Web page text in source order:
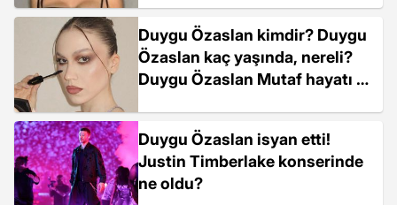
Duygu Özaslan kimdir? Duygu
Özaslan kaç yaşında, nereli?
Duygu Özaslan Mutaf hayatı ve
Duygu Özaslan isyan etti!
Justin Timberlake konserinde
ne oldu?